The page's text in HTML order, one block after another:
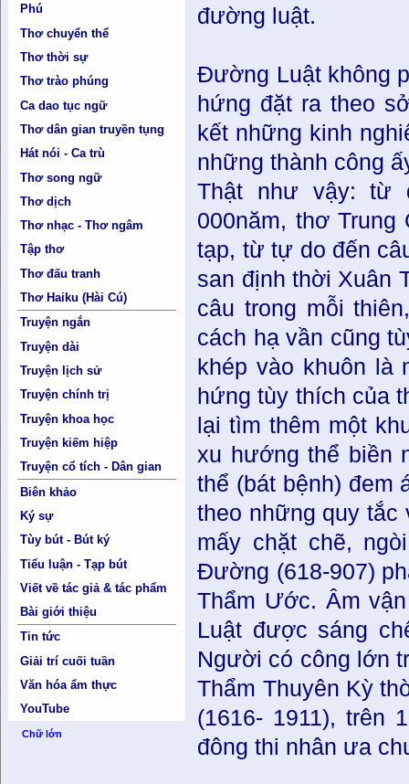
Phú
Thơ chuyển thể
Thơ thời sự
Thơ trào phúng
Ca dao tục ngữ
Thơ dân gian truyền tụng
Hát nói - Ca trù
Thơ song ngữ
Thơ dịch
Thơ nhạc - Thơ ngâm
Tập thơ
Thơ đấu tranh
Thơ Haiku (Hài Cú)
Truyện ngắn
Truyện dài
Truyện lịch sử
Truyện chính trị
Truyện khoa học
Truyện kiếm hiệp
Truyện cổ tích - Dân gian
Biên khảo
Ký sự
Tùy bút - Bút ký
Tiểu luận - Tạp bút
Viết về tác giả & tác phẩm
Bài giới thiệu
Tin tức
Giải trí cuối tuần
Văn hóa ẩm thực
YouTube
Chữ lớn
đường luật.
Ðường Luật không
hứng đặt ra theo
kết những kinh
những thành công
Thật như vậy: từ
000năm, thơ
tạp, từ tự do đến
san định thời Xuân
câu trong mỗi
cách hạ vần cũng
khép vào khuôn là
hứng tùy thích của
lại tìm thêm một
xu hướng thể biền
thể (bát bệnh) đem
theo những quy tắc
mấy chặt chẽ,
Ðường (618-907)
Thẩm Ước. Âm
Luật được sáng
Người có công lớn
Thẩm Thuyên Kỳ
(1616- 1911), trên
đông thi nhân ưa